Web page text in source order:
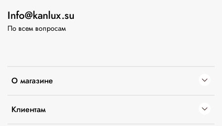
О магазине
Клиентам
Info@kanlux.su
По всем вопросам